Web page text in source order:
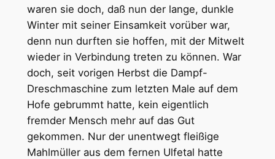
waren sie doch, daß nun der lange, dunkle
Winter mit seiner Einsamkeit vorüber war,
denn nun durften sie hoffen, mit der Mitwelt
wieder in Verbindung treten zu können. War
doch, seit vorigen Herbst die Dampf-
Dreschmaschine zum letzten Male auf dem
Hofe gebrummt hatte, kein eigentlich
fremder Mensch mehr auf das Gut
gekommen. Nur der unentwegt fleißige
Mahlmüller aus dem fernen Ulfetal hatte